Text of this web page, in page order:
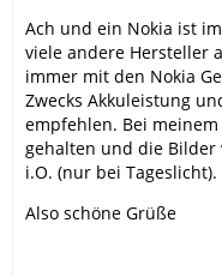
Ach und ein Nokia ist
viele andere Hersteller
immer mit den Nokia
Zwecks Akkuleistung
empfehlen. Bei
gehalten und die Bilder
i.O. (nur bei Tageslicht).
Also schöne Grüße